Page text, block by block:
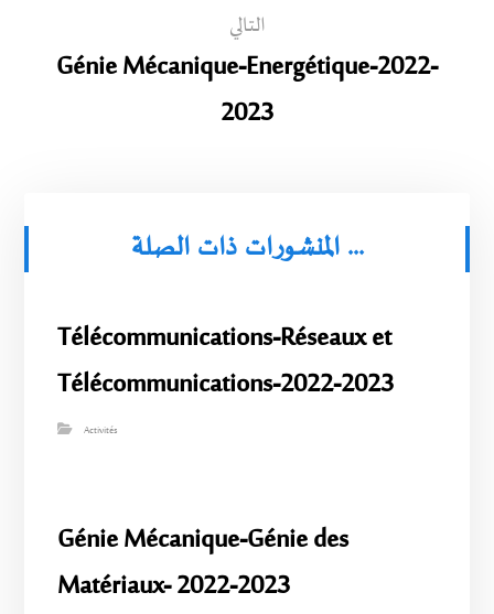
التالي
Génie Mécanique-Energétique-2022-
2023
المنشورات ذات الصلة ...
Télécommunications-Réseaux et
Télécommunications-2022-2023
Activités
Génie Mécanique-Génie des
Matériaux- 2022-2023